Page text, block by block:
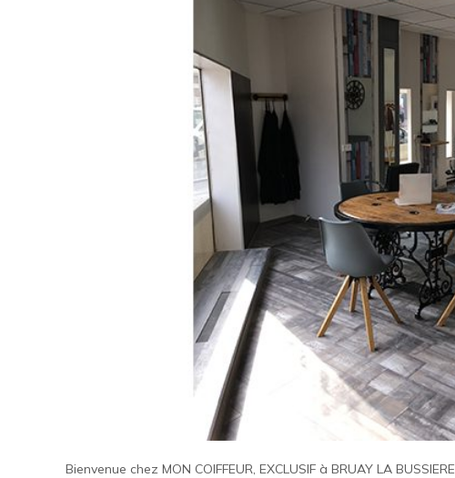
Bienvenue chez MON COIFFEUR, EXCLUSIF à BRUAY LA BUSSIERE